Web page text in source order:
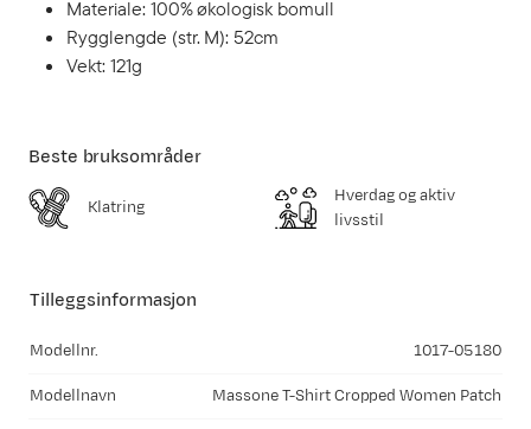
Materiale: 100% økologisk bomull
Rygglengde (str. M): 52cm
Vekt: 121g
Tilleggsinformasjon
Modellnr. 1017-05180
Modellnavn Massone T-Shirt Cropped Women Patch
Beste bruksområder
Klatring
Hverdag og aktiv
livsstil